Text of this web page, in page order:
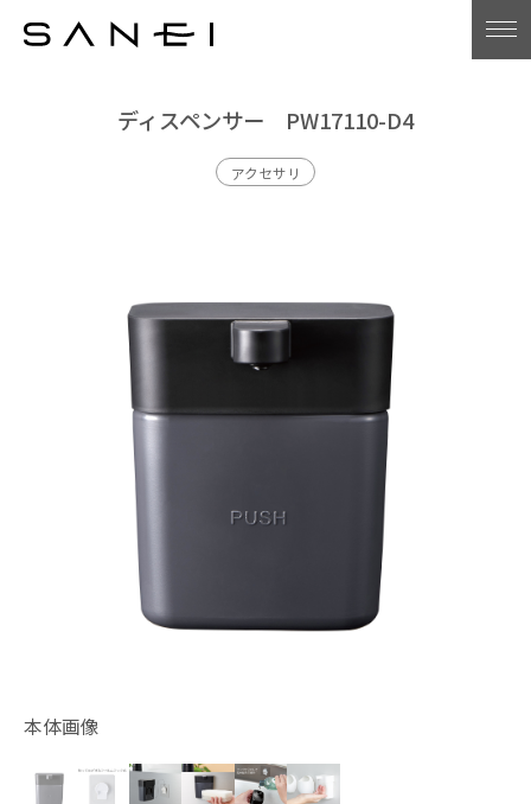
ディスペンサー PW17110-D4
アクセサリ
本体画像